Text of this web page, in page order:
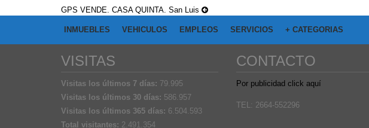
GPS VENDE. CASA QUINTA. San Luis
INMUEBLES VEHICULOS EMPLEOS SERVICIOS + CATEGORIAS
VISITAS
Visitas los últimos 7 días: 79.995
Visitas los últimos 30 días: 586.957
Visitas los últimos 365 días: 6.504.593
Total visitantes: 2.491.354
CONTACTO
Por publicidad click aquí
TEL: 2664-552296